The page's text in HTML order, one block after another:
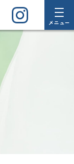
メニュー